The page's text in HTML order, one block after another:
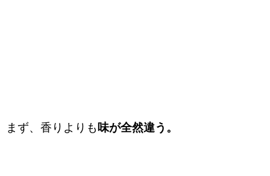
まず、香りよりも味が全然違う。